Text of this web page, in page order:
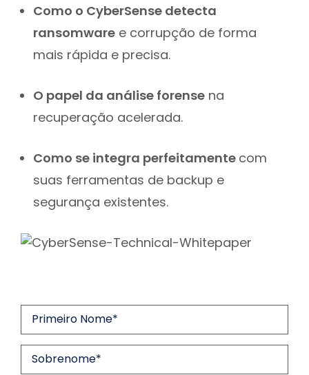
Como o CyberSense detecta
ransomware e corrupção de forma
mais rápida e precisa.
O papel da análise forense na
recuperação acelerada.
Como se integra perfeitamentecom
suas ferramentas de backup e
segurança existentes.